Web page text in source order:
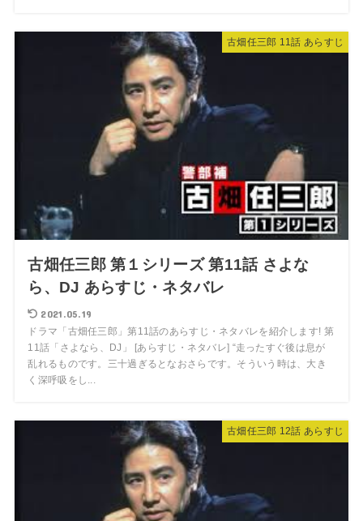
古畑任三郎 11話 あらすじ
古畑任三郎 第１シリーズ 第11話 さよな
ら、DJ あらすじ・ネタバレ
2021.05.19
ドラマ「古畑任三郎」第11話のあらすじ・ネタバレを紹介します! 第
11話「さよなら、DJ」 [あらすじ・ネタバレ] “走ったすぐ後は息が
乱れるものです。三十過ぎるとなおさらです。そういう時は、大き
く深呼吸をし...
古畑任三郎 12話 あらすじ